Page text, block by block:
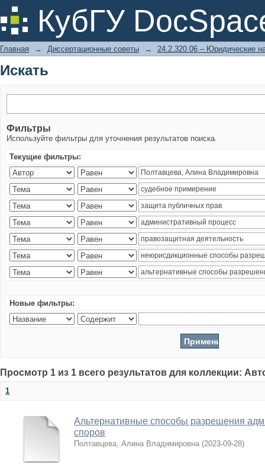
КубГУ
Искать
Главная → Диссертационные советы → 24.2.320.06 – Юридические
Искать
Фильтры
Используйте фильтры для уточнения результатов поиска.
Текущие фильтры:
Новые фильтры:
Просмотр 1 из 1 всего результатов для коллекции:
1
Альтернативные способы разрешения
споров
Полтавцева, Алина Владимировна (2023-09-28)